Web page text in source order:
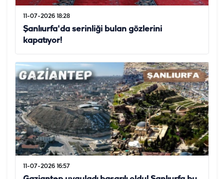
11-07-2026 18:28
Şanlıurfa'da serinliği bulan gözlerini
kapatıyor!
11-07-2026 16:57